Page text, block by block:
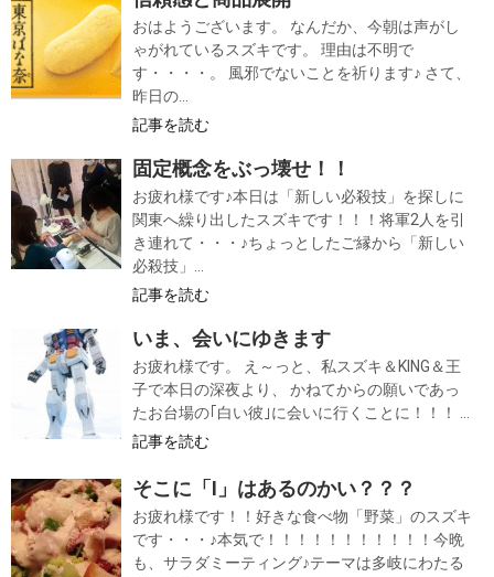
おはようございます。 なんだか、今朝は声がし
ゃがれているスズキです。 理由は不明で
す・・・・。 風邪でないことを祈ります♪ さて、
昨日の...
記事を読む
固定概念をぶっ壊せ！！
お疲れ様です♪本日は「新しい必殺技」を探しに
関東へ繰り出したスズキです！！！将軍2人を引
き連れて・・・♪ちょっとしたご縁から「新しい
必殺技」...
記事を読む
いま、会いにゆきます
お疲れ様です。 え～っと、私スズキ＆KING＆王
子で本日の深夜より、 かねてからの願いであっ
たお台場の｢白い彼｣に会いに行くことに！！！ ...
記事を読む
そこに「I」はあるのかい？？？
お疲れ様です！！好きな食べ物「野菜」のスズキ
です・・・♪本気で！！！！！！！！！！！今晩
も、サラダミーティング♪テーマは多岐にわたる